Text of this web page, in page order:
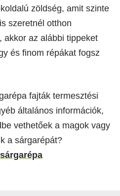
zöldség, amit szinte
szeretnél otthon
akkor az alábbi tippeket
és finom répákat fogsz
fajták termesztési
általános információk,
vethetőek a magok vagy
a sárgarépát?